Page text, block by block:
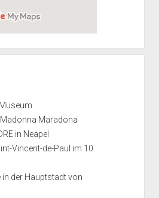
Maradona
in Neapel
Vincent-de-Paul im 10.
in der Hauptstadt von